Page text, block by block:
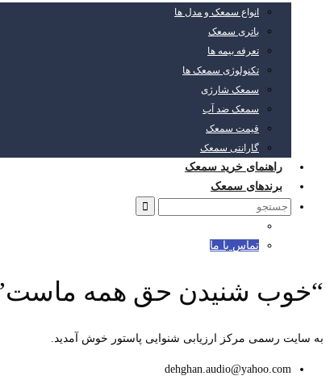
انواع سمعک و مدل ها
باتری سمعک
تعرفه بیمه ها
تکنولوژی سمعک ها
سمعک شارژی
سمعک ضد آب
قیمت سمعک
گارانتی سمعک
راهنمای خرید سمعک
برندهای سمعک
Search
تماس با ما
“خوب شنیدن حق همه
به سایت رسمی مرکز ارزیابی شنوایی پاستور خوش آمدید.
dehghan.audio@yahoo.com